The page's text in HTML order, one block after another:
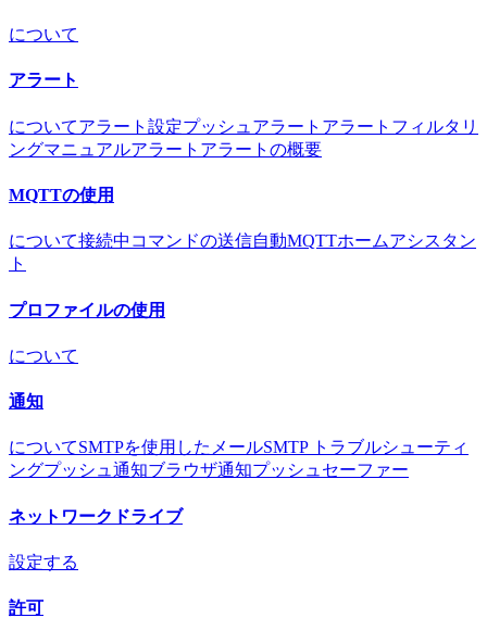
について
アラート
についてアラート設定プッシュアラート アラートフィルタリ
ングマニュアルアラート アラートの概要
MQTTの使用
について接続中 コマンドの送信自動MQTTホームアシスタン
ト
プロファイルの使用
について
通知
についてSMTPを使用したメールSMTP トラブルシューティ
ングプッシュ通知ブラウザ通知プッシュセーファー
ネットワークドライブ
設定する
許可